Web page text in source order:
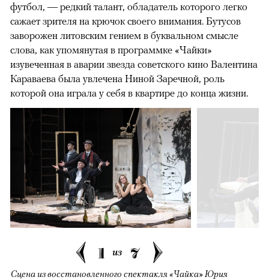
футбол, — редкий талант, обладатель которого легко
сажает зрителя на крючок своего внимания. Бутусов
заворожен литовским гением в буквальном смысле
слова, как упомянутая в программке «Чайки»
изувеченная в аварии звезда советского кино Валентина
Караваева была увлечена Ниной Заречной, роль
которой она играла у себя в квартире до конца жизни.
1 из 7
Сцена из восстановленного спектакля «Чайка» Юрия